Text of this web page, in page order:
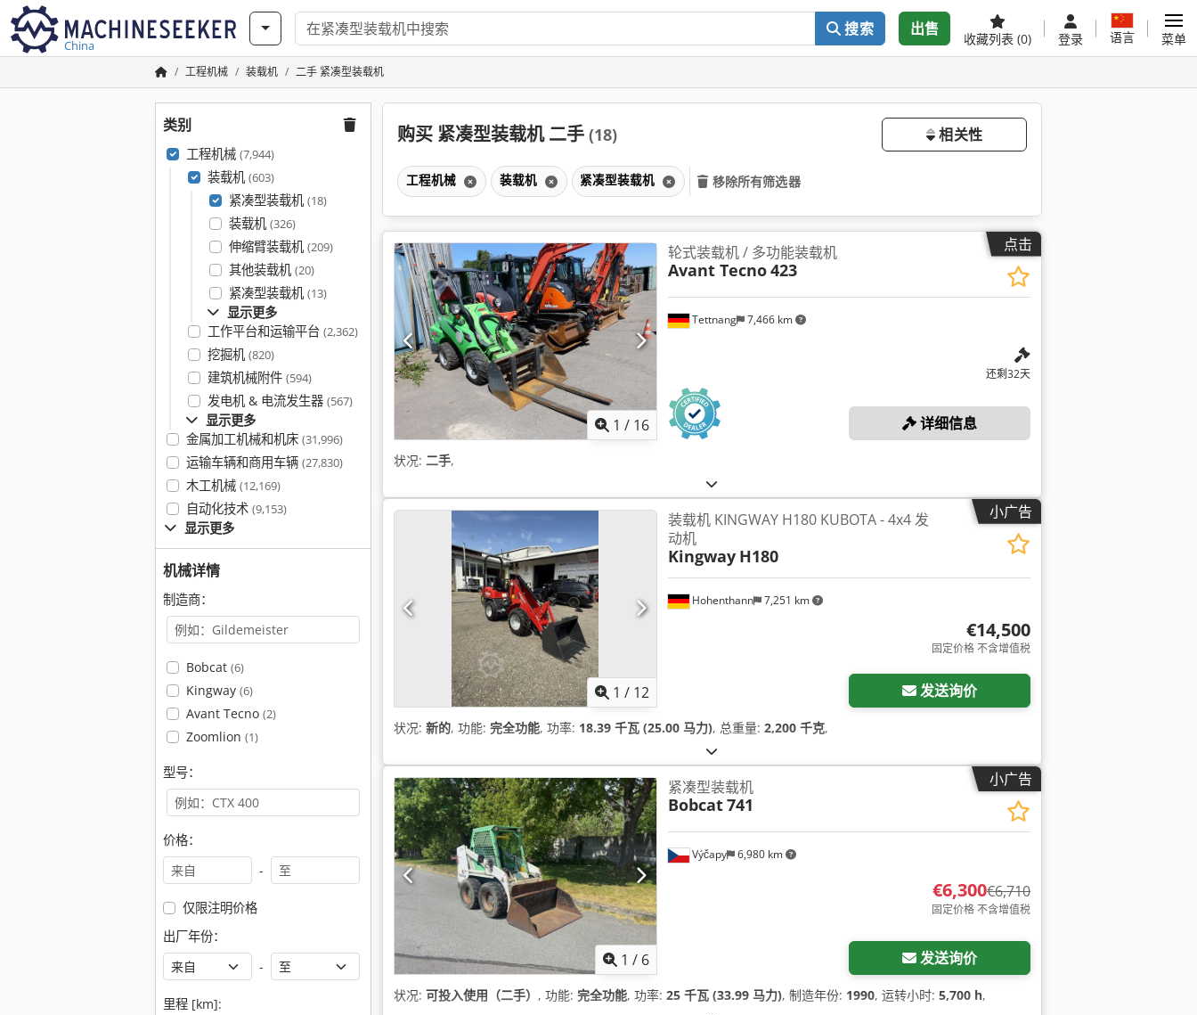
China
搜索 出售
收藏列表 (0) 登录 语言 菜单
工程机械 装载机 二手 紧凑型装载机
类别
工程机械 (7,944)
装载机 (603)
紧凑型装载机 (18)
装载机 (326)
伸缩臂装载机 (209)
其他装载机 (20)
紧凑型装载机 (13)
显示更多
工作平台和运输平台 (2,362)
挖掘机 (820)
建筑机械附件 (594)
发电机 & 电流发生器 (567)
显示更多
金属加工机械和机床 (31,996)
运输车辆和商用车辆 (27,830)
木工机械 (12,169)
自动化技术 (9,153)
显示更多
机械详情
制造商：
Bobcat (6)
Kingway (6)
Avant Tecno (2)
Zoomlion (1)
型号：
价格：
-
仅限注明价格
出厂年份：
-
里程 [km]:
购买 紧凑型装载机 二手 (18) 相关性
工程机械 装载机 紧凑型装载机 移除所有筛选器
点击
1 / 16
Tettnang 7,466 km
轮式装载机 / 多功能装载机
Avant Tecno423
还剩32天
详细信息
状况: 二手,
小广告
1 / 12
Hohenthann 7,251 km
装载机 KINGWAY H180 KUBOTA - 4x4 发
动机
Kingway H180
€14,500
固定价格 不含增值税
发送询价
状况: 新的, 功能: 完全功能, 功率: 18.39 千瓦 (25.00 马力), 总重量: 2,200 千克,
小广告
1 / 6
Výčapy 6,980 km
紧凑型装载机
Bobcat741
€6,300€6,710
固定价格 不含增值税
发送询价
状况: 可投入使用（二手） , 功能: 完全功能, 功率: 25 千瓦 (33.99 马力), 制造年份: 1990, 运转小时: 5,700 h,